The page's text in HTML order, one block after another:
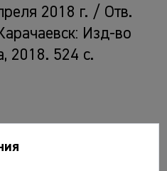
2018 г. / Отв.
Изд-во
2018. 524 с.